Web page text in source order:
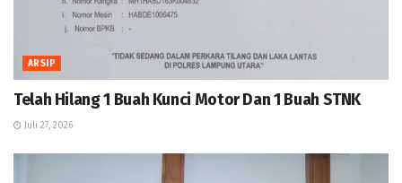
ARSIP
Telah Hilang 1 Buah Kunci Motor Dan 1 Buah STNK
Juli 27, 2026